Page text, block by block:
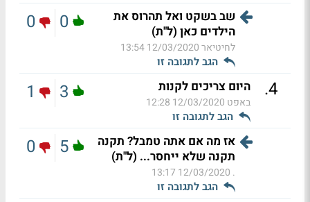
שב בשקט ואל תהרוס את
הילדים כאן (ל"ת)
לחיטיאר12/03/2020 13:54
הגב לתגובה זו
0
0
4
. היום צריכים לקנות
באפט 12/03/2020 12:28
הגב לתגובה זו
3
1
אז מה אם אתה טמבל? תקנה
תקנה שלא ייחסר... (ל"ת)
.
12/03/2020 13:17
הגב לתגובה זו
5
0